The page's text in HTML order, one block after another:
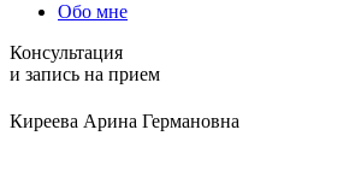
Обо мне
Консультация
и запись на прием
Киреева Арина Германовна